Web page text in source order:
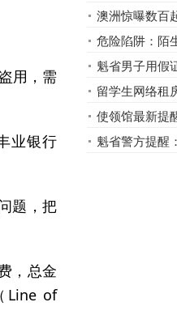
用，需
业银行
题，把
，总金
Line of
三
澳洲惊曝数百
贷
危险陷阱：陌
魁省男子用假
留学生网络租
辨业主真伪
使领馆最新提
已发生多起
魁省警方提醒